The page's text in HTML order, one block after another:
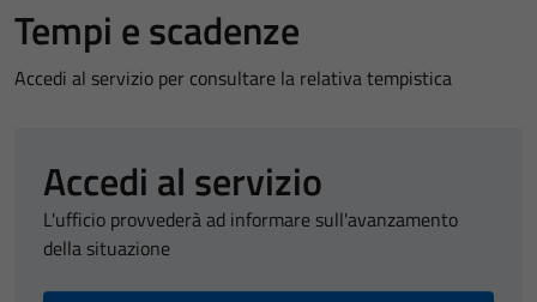
Tempi e scadenze
Accedi al servizio per consultare la relativa tempistica
Accedi al servizio
L'ufficio provvederà ad informare sull'avanzamento
della situazione